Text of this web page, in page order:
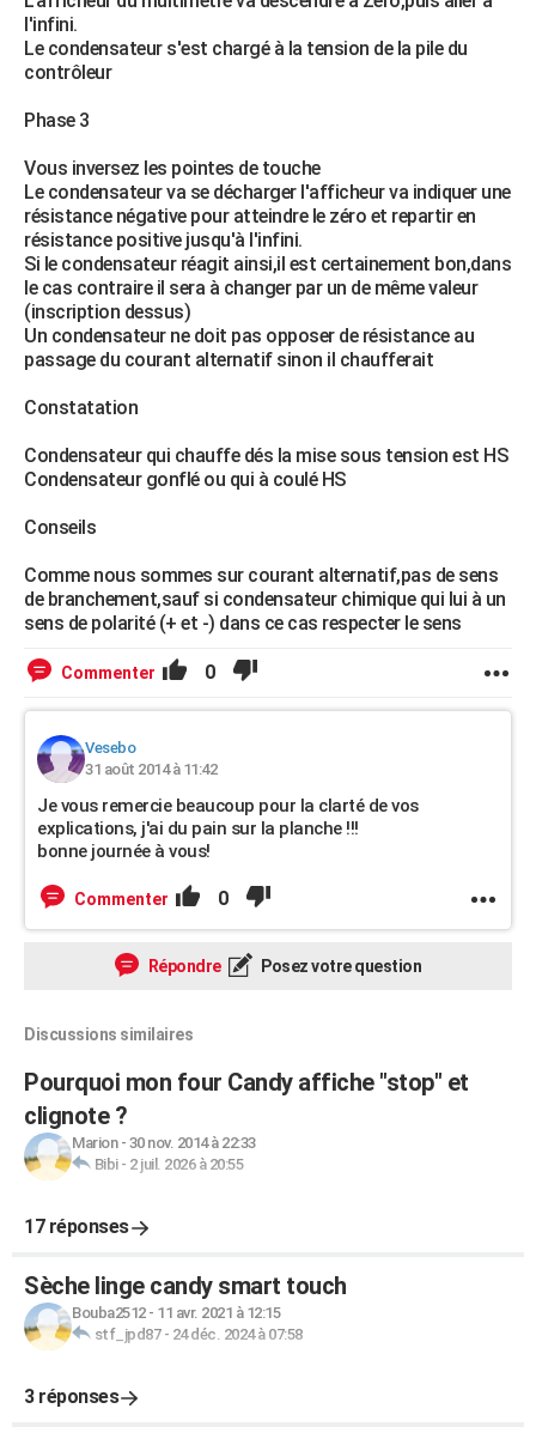
l'infini.
Le condensateur s'est chargé à la tension de la pile du
contrôleur
Phase 3
Vous inversez les pointes de touche
Le condensateur va se décharger l'afficheur va indiquer une
résistance négative pour atteindre le zéro et repartir en
résistance positive jusqu'à l'infini.
Si le condensateur réagit ainsi,il est certainement bon,dans
le cas contraire il sera à changer par un de même valeur
(inscription dessus)
Un condensateur ne doit pas opposer de résistance au
passage du courant alternatif sinon il chaufferait
Constatation
Condensateur qui chauffe dés la mise sous tension est HS
Condensateur gonflé ou qui à coulé HS
Conseils
Comme nous sommes sur courant alternatif,pas de sens
de branchement,sauf si condensateur chimique qui lui à un
sens de polarité (+ et -) dans ce cas respecter le sens
Commenter 0
Vesebo
31 août 2014 à 11:42
Je vous remercie beaucoup pour la clarté de vos
explications, j'ai du pain sur la planche !!!
bonne journée à vous!
Commenter 0
Répondre Posez votre question
Discussions similaires
Pourquoi mon four Candy affiche "stop" et
clignote ?
Marion- 30 nov. 2014 à 22:33
Bibi- 2 juil. 2026 à 20:55
17 réponses
Sèche linge candy smart touch
Bouba2512- 11 avr. 2021 à 12:15
stf_jpd87- 24 déc. 2024 à 07:58
3 réponses